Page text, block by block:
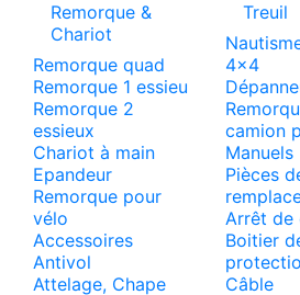
Remorque &
Chariot
Remorque quad
Remorque 1 essieu
Remorque 2
essieux
Chariot à main
Epandeur
Remorque pour
vélo
Accessoires
Antivol
Attelage, Chape
Treuil
4x4
camion
Manuels
Pièces
Arrêt de
Boitier
Câble